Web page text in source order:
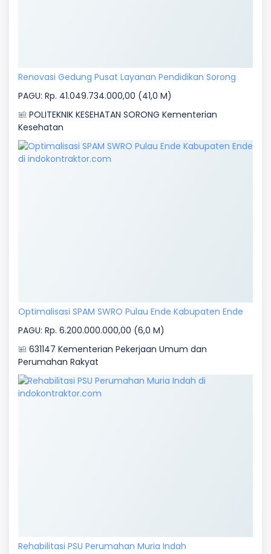
Renovasi Gedung Pusat Layanan Pendidikan Sorong
PAGU: Rp. 41.049.734.000,00 (41,0 M)
POLITEKNIK KESEHATAN SORONG Kementerian
Kesehatan
Optimalisasi SPAM SWRO Pulau Ende Kabupaten Ende
PAGU: Rp. 6.200.000.000,00 (6,0 M)
631147 Kementerian Pekerjaan Umum dan
Perumahan Rakyat
Rehabilitasi PSU Perumahan Muria Indah